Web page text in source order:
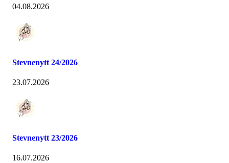
04.08.2026
Stevnenytt 24/2026
23.07.2026
Stevnenytt 23/2026
16.07.2026